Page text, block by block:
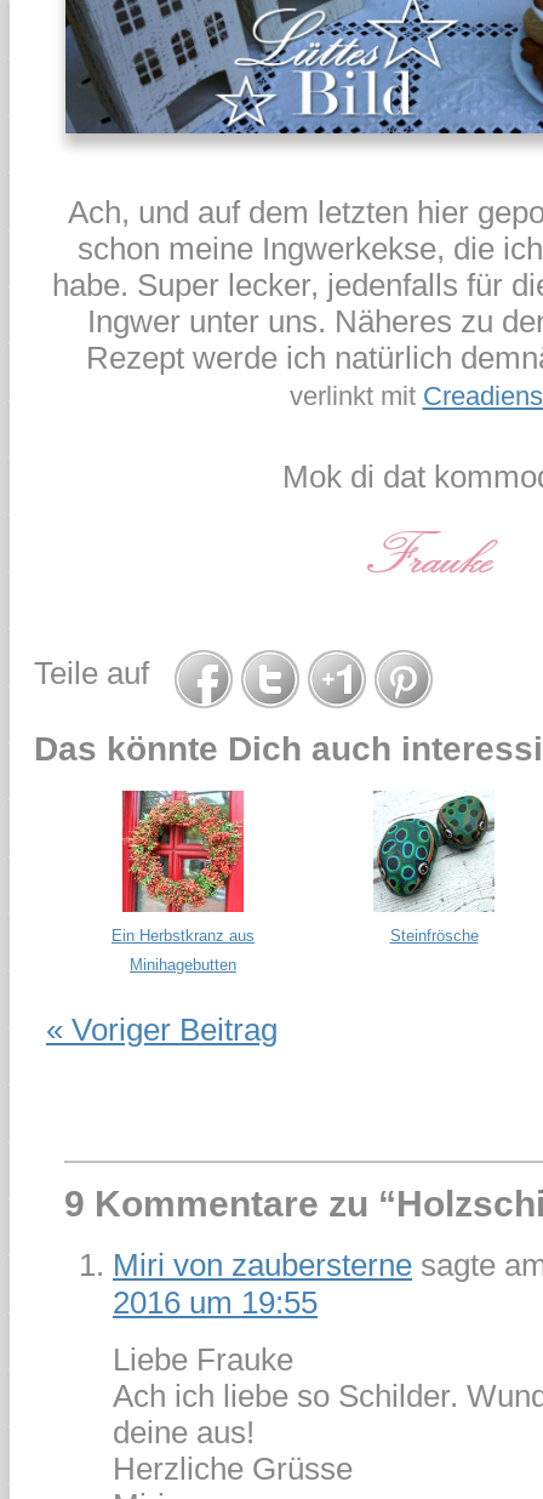
Ach, und auf dem letzten hier
schon meine Ingwerkekse, die
habe. Super lecker, jedenfalls für
Ingwer unter uns. Näheres zu
Rezept werde ich natürlich
verlinkt mit
Mok di dat
Teile auf
Das könnte Dich auch
Ein Herbstkranz aus
Minihagebutten
Steinfrösche
« Voriger Beitrag
9 Kommentare zu “
Miri von zaubersterne sagte
2016 um 19:55
Liebe Frauke
Ach ich liebe so Schilder.
deine aus!
Herzliche Grüsse